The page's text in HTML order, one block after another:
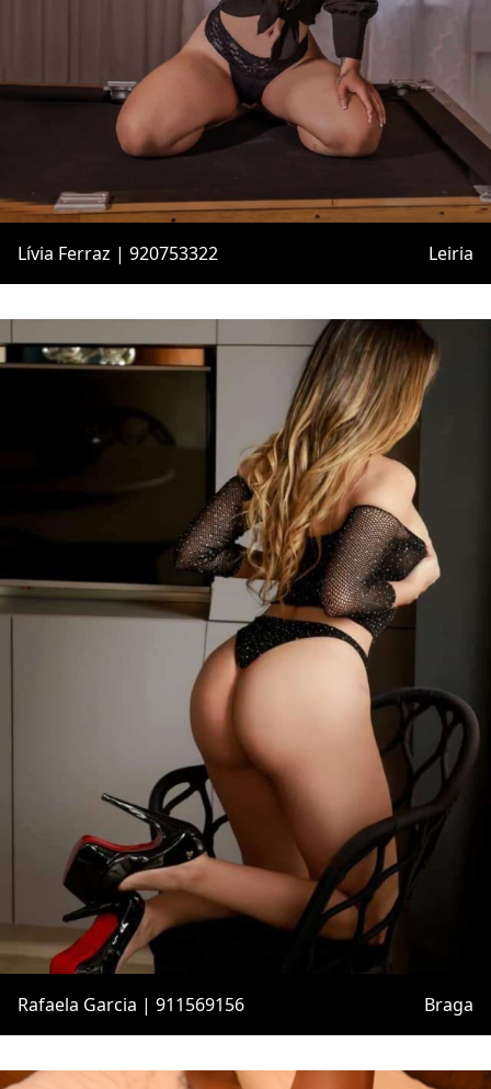
Lívia Ferraz | 920753322 Leiria
Rafaela Garcia | 911569156 Braga